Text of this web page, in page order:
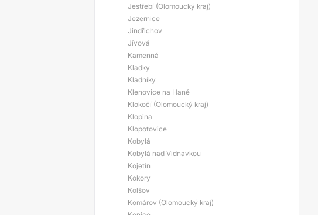
Jestřebí (Olomoucký kraj)
Jezernice
Jindřichov
Jívová
Kamenná
Kladky
Kladníky
Klenovice na Hané
Klokočí (Olomoucký kraj)
Klopina
Klopotovice
Kobylá
Kobylá nad Vidnavkou
Kojetín
Kokory
Kolšov
Komárov (Olomoucký kraj)